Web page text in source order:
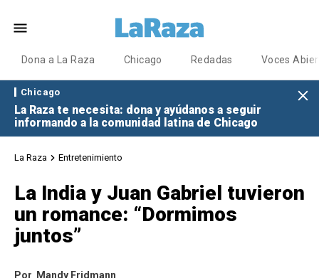
Dona a La Raza Chicago Redadas Voces
Chicago
La Raza te necesita: dona y ayúdanos a seguir
informando a la comunidad latina de Chicago
La Raza Entretenimiento
La India y Juan Gabriel tuvieron
un romance: “Dormimos
juntos”
Por
Mandy Fridmann